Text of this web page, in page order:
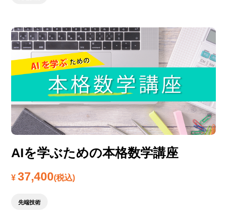
AIを学ぶための本格数学講座
¥37,400(税込)
先端技術